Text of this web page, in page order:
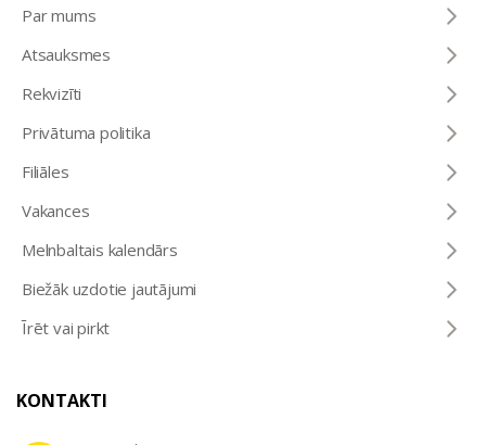
Par mums
Atsauksmes
Rekvizīti
Privātuma politika
Filiāles
Vakances
Melnbaltais kalendārs
Biežāk uzdotie jautājumi
Īrēt vai pirkt
KONTAKTI